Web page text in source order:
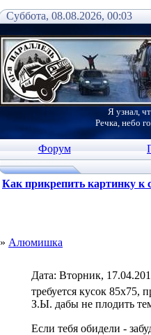
Суббота, 08.08.2026, 00:03
Я узнал,
Речка, небо
Форум
Как прикрепить картинку к
» Алюмишка
Дата: Вторник,
требуется кусок 85х75,
З.Ы. дабы не плодить
Если тебя обидели -